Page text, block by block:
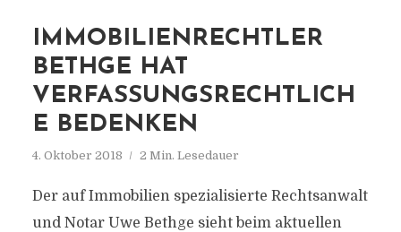
IMMOBILIENRECHTLER
BETHGE HAT
VERFASSUNGSRECHTLICH
E BEDENKEN
4. Oktober 2018 2 Min. Lesedauer
Der auf Immobilien spezialisierte Rechtsanwalt
und Notar Uwe Bethge sieht beim aktuellen